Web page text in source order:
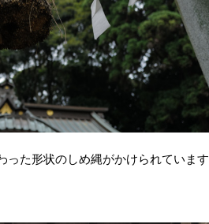
った形状のしめ縄がかけられています